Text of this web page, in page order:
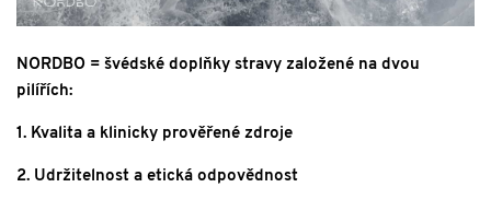
NORDBO = švédské doplňky stravy založené na dvou
pilířích:
1. Kvalita a klinicky prověřené zdroje
2. Udržitelnost a etická odpovědnost